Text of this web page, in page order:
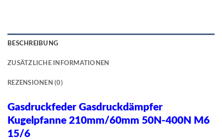
BESCHREIBUNG
ZUSÄTZLICHE INFORMATIONEN
REZENSIONEN (0)
Gasdruckfeder Gasdruckdämpfer
Kugelpfanne 210mm/60mm 50N-400N M6
15/6